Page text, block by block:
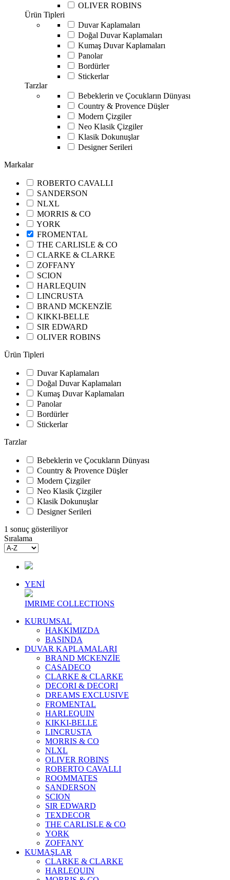
OLIVER ROBINS
Ürün Tipleri
Duvar Kaplamaları
Doğal Duvar Kaplamaları
Kumaş Duvar Kaplamaları
Panolar
Bordürler
Stickerlar
Tarzlar
Bebeklerin ve Çocukların Dünyası
Country & Provence Düşler
Modern Çizgiler
Neo Klasik Çizgiler
Klasik Dokunuşlar
Designer Serileri
Markalar
ROBERTO CAVALLI
SANDERSON
NLXL
MORRIS & CO
YORK
FROMENTAL
THE CARLISLE & CO
CLARKE & CLARKE
ZOFFANY
SCION
HARLEQUIN
LINCRUSTA
BRAND MCKENZİE
KIKKI-BELLE
SIR EDWARD
OLIVER ROBINS
Ürün Tipleri
Duvar Kaplamaları
Doğal Duvar Kaplamaları
Kumaş Duvar Kaplamaları
Panolar
Bordürler
Stickerlar
Tarzlar
Bebeklerin ve Çocukların Dünyası
Country & Provence Düşler
Modern Çizgiler
Neo Klasik Çizgiler
Klasik Dokunuşlar
Designer Serileri
1 sonuç gösteriliyor
Sıralama
YENİ
IMRIME COLLECTIONS
KURUMSAL
HAKKIMIZDA
BASINDA
DUVAR KAPLAMALARI
BRAND MCKENZİE
CASADECO
CLARKE & CLARKE
DECORI & DECORI
DREAMS EXCLUSIVE
FROMENTAL
HARLEQUIN
KIKKI-BELLE
LINCRUSTA
MORRIS & CO
NLXL
OLIVER ROBINS
ROBERTO CAVALLI
ROOMMATES
SANDERSON
SCION
SIR EDWARD
TEXDECOR
THE CARLISLE & CO
YORK
ZOFFANY
KUMAŞLAR
CLARKE & CLARKE
HARLEQUIN